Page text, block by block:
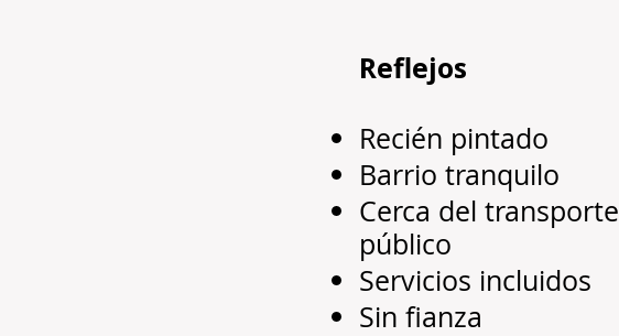
Reflejos
Recién pintado
Barrio tranquilo
Cerca del transporte
público
Servicios incluidos
Sin fianza